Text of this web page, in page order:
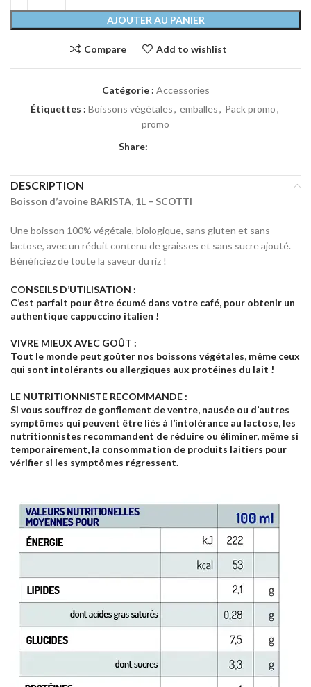
AJOUTER AU PANIER
Compare Add to wishlist
Catégorie : Accessories
Étiquettes : Boissons végétales, emballes, Pack promo,
promo
Share:
DESCRIPTION
Boisson d’avoine BARISTA, 1L – SCOTTI
Une boisson 100% végétale, biologique, sans gluten et sans
lactose, avec un réduit contenu de graisses et sans sucre ajouté.
Bénéficiez de toute la saveur du riz !
CONSEILS D’UTILISATION :
C’est parfait pour être écumé dans votre café, pour obtenir un
authentique cappuccino italien !
VIVRE MIEUX AVEC GOÛT :
Tout le monde peut goûter nos boissons végétales, même ceux
qui sont intolérants ou allergiques aux protéines du lait !
LE NUTRITIONNISTE RECOMMANDE :
Si vous souffrez de gonflement de ventre, nausée ou d’autres
symptômes qui peuvent être liés à l’intolérance au lactose, les
nutritionnistes recommandent de réduire ou éliminer, même si
temporairement, la consommation de produits laitiers pour
vérifier si les symptômes régressent.